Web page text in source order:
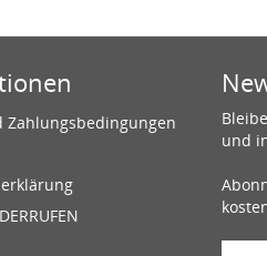
Zahlungsbedingungen
und